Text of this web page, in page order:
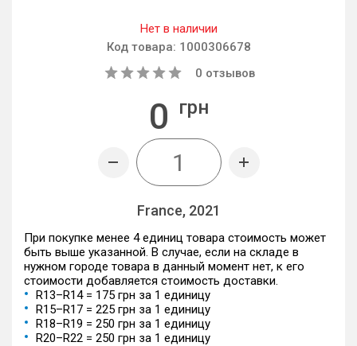
Нет в наличии
Код товара: 1000306678
0 отзывов
0 грн
France, 2021
При покупке менее 4 единиц товара стоимость может
быть выше указанной. В случае, если на складе в
нужном городе товара в данный момент нет, к его
стоимости добавляется стоимость доставки.
R13–R14 = 175 грн за 1 единицу
R15–R17 = 225 грн за 1 единицу
R18–R19 = 250 грн за 1 единицу
R20–R22 = 250 грн за 1 единицу